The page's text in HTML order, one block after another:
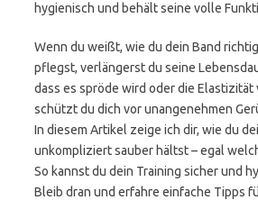
hygienisch und behält seine volle
Wenn du weißt, wie du dein Band
pflegst, verlängerst du seine
dass es spröde wird oder die
schützt du dich vor unangenehmen
In diesem Artikel zeige ich dir, wie du
unkompliziert sauber hältst – egal
So kannst du dein Training sicher und
Bleib dran und erfahre einfache Tipps